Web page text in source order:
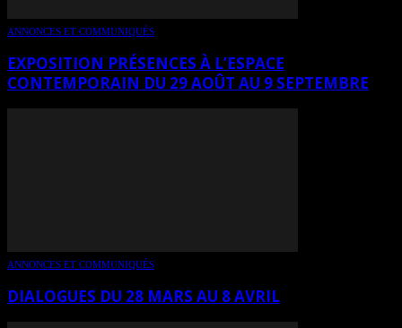
ANNONCES ET COMMUNIQUÉS
EXPOSITION PRÉSENCES À L’ESPACE
CONTEMPORAIN DU 29 AOÛT AU 9 SEPTEMBRE
ANNONCES ET COMMUNIQUÉS
DIALOGUES DU 28 MARS AU 8 AVRIL